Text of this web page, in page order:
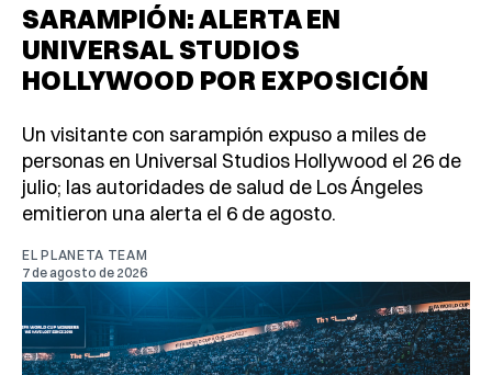
SARAMPIÓN: ALERTA EN
UNIVERSAL STUDIOS
HOLLYWOOD POR EXPOSICIÓN
Un visitante con sarampión expuso a miles de
personas en Universal Studios Hollywood el 26 de
julio; las autoridades de salud de Los Ángeles
emitieron una alerta el 6 de agosto.
EL PLANETA TEAM
7 de agosto de 2026